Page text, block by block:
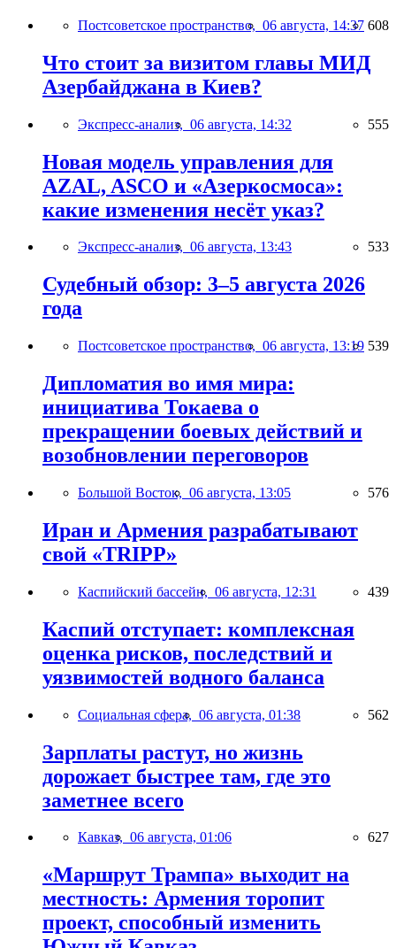
Постсоветское пространство, 06 августа, 14:37 608
Что стоит за визитом главы МИД
Азербайджана в Киев?
Экспресс-анализ, 06 августа, 14:32 555
Новая модель управления для
AZAL, ASCO и «Азеркосмоса»:
какие изменения несёт указ?
Экспресс-анализ, 06 августа, 13:43 533
Судебный обзор: 3–5 августа 2026
года
Постсоветское пространство, 06 августа, 13:19 539
Дипломатия во имя мира:
инициатива Токаева о
прекращении боевых действий и
возобновлении переговоров
Большой Восток, 06 августа, 13:05 576
Иран и Армения разрабатывают
свой «TRIPP»
Каспийский бассейн, 06 августа, 12:31 439
Каспий отступает: комплексная
оценка рисков, последствий и
уязвимостей водного баланса
Социальная сфера, 06 августа, 01:38 562
Зарплаты растут, но жизнь
дорожает быстрее там, где это
заметнее всего
Кавказ, 06 августа, 01:06 627
«Маршрут Трампа» выходит на
местность: Армения торопит
проект, способный изменить